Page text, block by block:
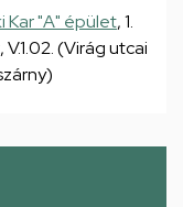
Kar "A" épület, 1.
(Virág utcai